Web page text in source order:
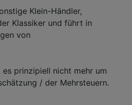
Klein-Händler,
Klassiker und führt in
von
prinzipiell nicht mehr um
/ der Mehrsteuern.